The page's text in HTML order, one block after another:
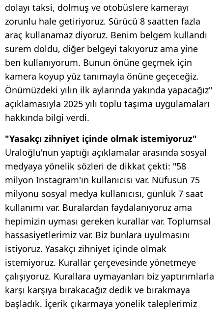
dolayı taksi, dolmuş ve otobüslere kamerayı
zorunlu hale getiriyoruz. Sürücü 8 saatten fazla
araç kullanamaz diyoruz. Benim belgem kullandı
sürem doldu, diğer belgeyi takıyoruz ama yine
ben kullanıyorum. Bunun önüne geçmek için
kamera koyup yüz tanımayla önüne geçeceğiz.
Önümüzdeki yılın ilk aylarında yakında yapacağız"
açıklamasıyla 2025 yılı toplu taşıma uygulamaları
hakkında bilgi verdi.
"Yasakçı zihniyet içinde olmak istemiyoruz"
Uraloğlu'nun yaptığı açıklamalar arasında sosyal
medyaya yönelik sözleri de dikkat çekti: "58
milyon Instagram'ın kullanıcısı var. Nüfusun 75
milyonu sosyal medya kullanıcısı, günlük 7 saat
kullanımı var. Buralardan faydalanıyoruz ama
hepimizin uyması gereken kurallar var. Toplumsal
hassasiyetlerimiz var. Biz bunlara uyulmasını
istiyoruz. Yasakçı zihniyet içinde olmak
istemiyoruz. Kurallar çerçevesinde yönetmeye
çalışıyoruz. Kurallara uymayanları biz yaptırımlarla
karşı karşıya bırakacağız dedik ve bırakmaya
başladık. İçerik çıkarmaya yönelik taleplerimiz